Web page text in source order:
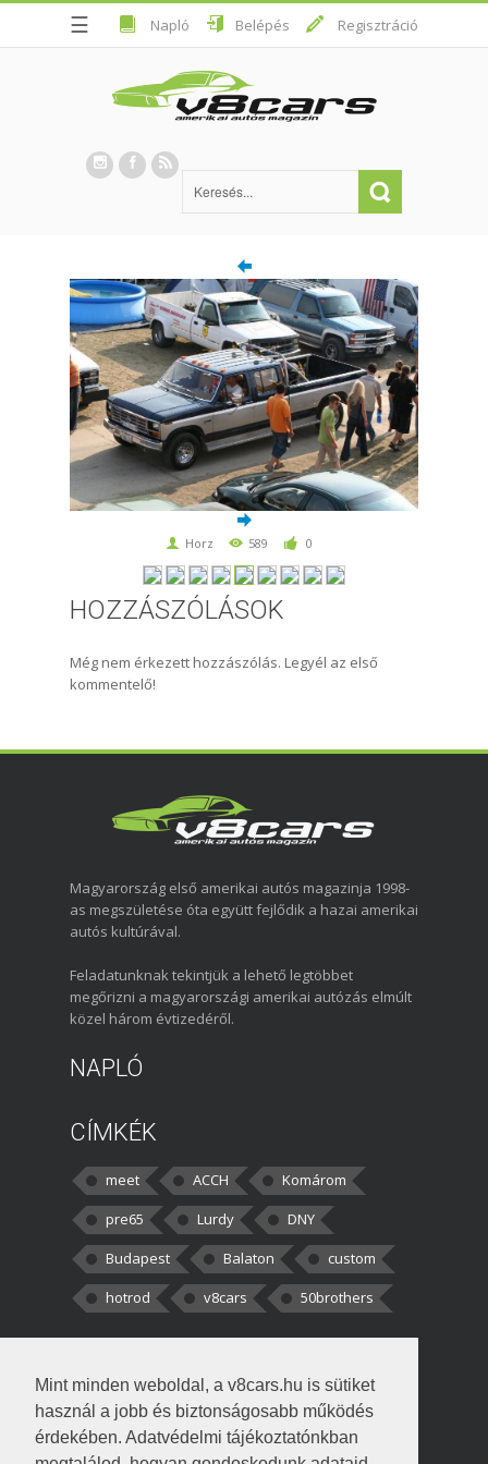
Mint minden weboldal, a v8cars.hu is sütiket
használ a jobb és biztonságosabb működés
érdekében. Adatvédelmi tájékoztatónkban
☰ Napló Belépés Regisztráció
Horz 589 0
HOZZÁSZÓLÁSOK
Még nem érkezett hozzászólás. Legyél az első
kommentelő!
Magyarország első amerikai autós magazinja 1998-
as megszületése óta együtt fejlődik a hazai amerikai
autós kultúrával.
Feladatunknak tekintjük a lehető legtöbbet
megőrizni a magyarországi amerikai autózás elmúlt
közel három évtizedéről.
NAPLÓ
CÍMKÉK
meet ACCH
Komárom
pre65
Lurdy
DNY
Budapest
Balaton
custom
hotrod
v8cars 50brothers
kortisz:Elszúrtam! Én csak két
darabbaal számoltam. Nem tudtam, hogy fél autót,